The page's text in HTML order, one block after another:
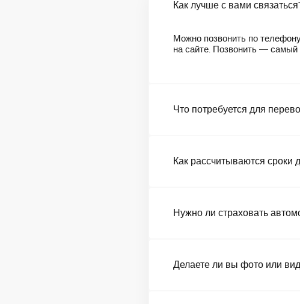
Как лучше с вами
Можно позвонить по
на сайте. Позвонить —
Что потребуется для
Как рассчитываются сроки
Нужно ли страховать
Делаете ли вы фото или